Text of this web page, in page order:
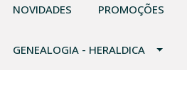
NOVIDADES PROMOÇÕES
GENEALOGIA - HERALDICA